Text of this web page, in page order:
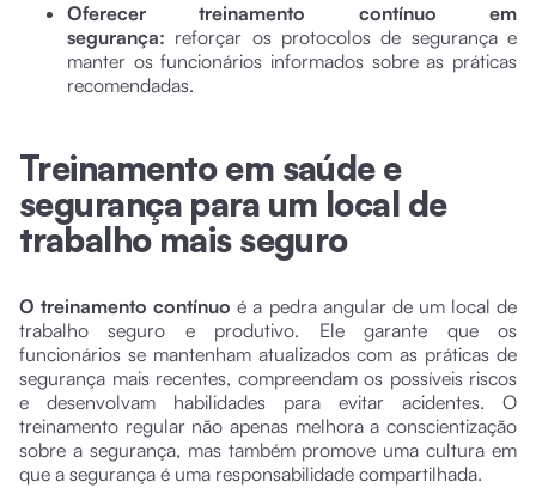
Oferecer treinamento contínuo em
segurança: reforçar os protocolos de segurança e
manter os funcionários informados sobre as práticas
recomendadas.
Treinamento em saúde e
segurança para um local de
trabalho mais seguro
O treinamento contínuo é a pedra angular de um local de
trabalho seguro e produtivo. Ele garante que os
funcionários se mantenham atualizados com as práticas de
segurança mais recentes, compreendam os possíveis riscos
e desenvolvam habilidades para evitar acidentes. O
treinamento regular não apenas melhora a conscientização
sobre a segurança, mas também promove uma cultura em
que a segurança é uma responsabilidade compartilhada.